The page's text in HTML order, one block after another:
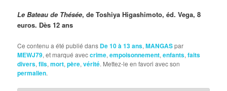
Le Bateau de Thésée, de Toshiya Higashimoto, éd. Vega, 8
euros. Dès 12 ans
Ce contenu a été publié dans De 10 à 13 ans,MANGASpar
MEWJ79, et marqué aveccrime,empoisonnement,enfants,faits
divers,fils,mort,père,vérité. Mettez-le en favori avec son
permalien.